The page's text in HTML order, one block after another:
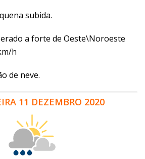
subida.
a forte de Oeste\Noroeste
h
de neve.
11 DEZEMBRO 2020